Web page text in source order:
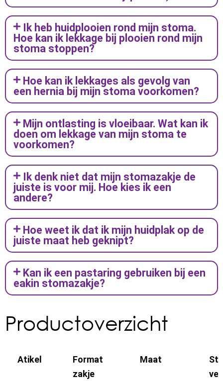
Ik heb huidplooien rond mijn stoma.
Hoe kan ik lekkage bij plooien rond mijn
stoma stoppen?
Hoe kan ik lekkages als gevolg van
een hernia bij mijn stoma voorkomen?
Mijn ontlasting is vloeibaar. Wat kan ik
doen om lekkage van mijn stoma te
voorkomen?
Ik denk niet dat mijn stomazakje de
juiste is voor mij. Hoe kies ik een
andere?
Hoe weet ik dat ik mijn huidplak op de
juiste maat heb geknipt?
Kan ik een pastaring gebruiken bij een
eakin stomazakje?
Productoverzicht
Atikel
Format
zakje
Maat